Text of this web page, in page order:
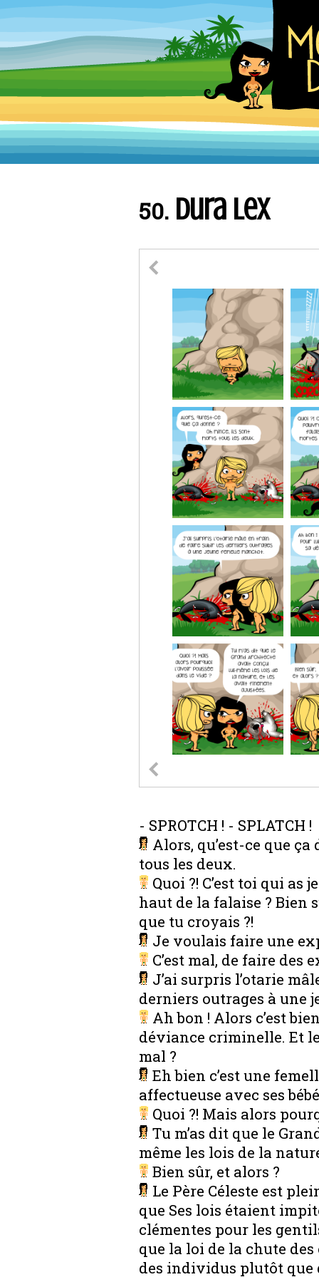
50. Dura lex
- SPROTCH ! - SPLATCH !
Alors, qu’est-ce que
tous les deux.
Quoi ?! C’est toi qui as
haut de la falaise ? Bien
que tu croyais ?!
Je voulais faire une
C’est mal, de faire des
J’ai surpris l’otarie
derniers outrages à une
Ah bon ! Alors c’est
déviance criminelle. Et
mal ?
Eh bien c’est une
affectueuse avec ses
Quoi ?! Mais alors
Tu m’as dit que le
même les lois de la
Bien sûr, et alors ?
Le Père Céleste est
que Ses lois étaient
clémentes pour les
que la loi de la chute
des individus plutôt que